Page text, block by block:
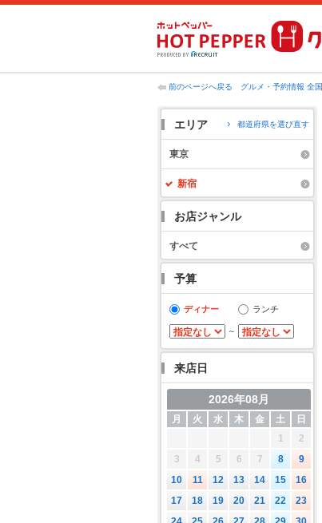
前のページへ戻る グルメ・予約情報 全国
エリア 都道府県を選び直す
東京
新宿
お店ジャンル
すべて
予算
ディナー ランチ
～
来店日
2026年08月
月 火 水 木 金 土
日
1
2
3
4 5 6 7 8
9
10
11 12 13 14 15
16
17
18 19 20 21 22
23